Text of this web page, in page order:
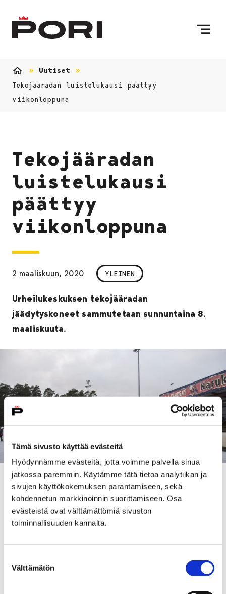
Tämä sivusto käyttää evästeitä
Hyödynnämme evästeitä, jotta voimme palvella sinua
jatkossa paremmin. Käytämme tätä tietoa analytiikan ja
sivujen käyttökokemuksen parantamiseen, sekä
kohdennetun markkinoinnin suorittamiseen. Osa
evästeistä ovat välttämättömiä sivuston
toiminnallisuuden kannalta.
valinta
Välttämätön
Uutiset
Tekojääradan luistelukausi päättyy
viikonloppuna
Tekojääradan
luistelukausi
päättyy
viikonloppuna
2 maaliskuun, 2020 YLEINEN
Urheilukeskuksen tekojääradan
jäädytyskoneet sammutetaan sunnuntaina 8.
maaliskuuta.
– Viikonlopun jälkeen tekojääradan jäädytyslaitteet
sammutetaan. Samalla myös yleisövuorot päättyvät
kevään osalta, mutta jäälle pääsee luistelemaan niin
kauan kuin kelit sallivat ja jäätä riittää, kertoo
kentän käytöstä tullaan tiedottamaan myöhemmin.